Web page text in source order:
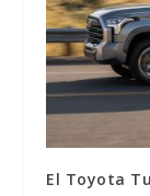
El Toyota